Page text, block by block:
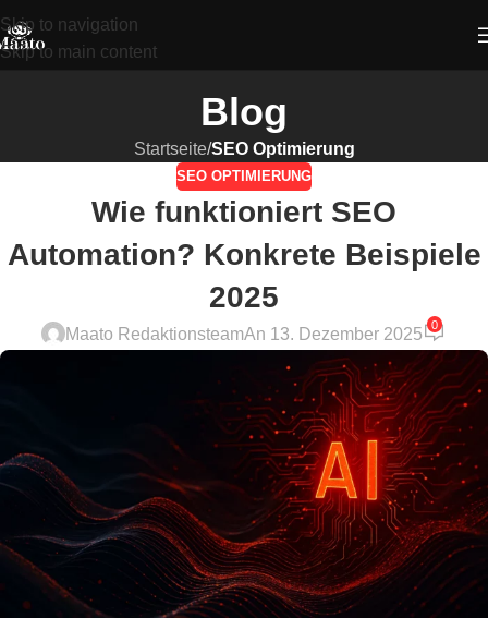
Skip to navigation
Skip to main content
Blog
Startseite/SEO Optimierung
SEO OPTIMIERUNG
Wie funktioniert SEO
Automation? Konkrete Beispiele
2025
Maato RedaktionsteamAn 13. Dezember 2025
0